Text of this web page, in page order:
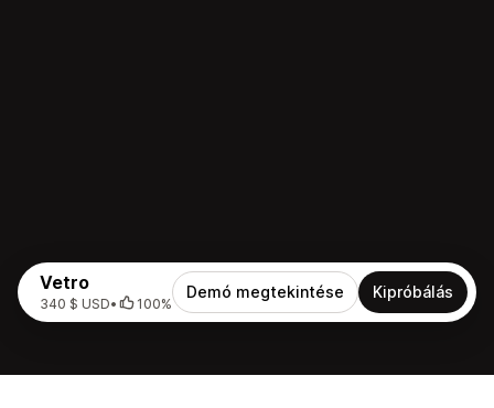
Vetro
340 $ USD• 100%
Demó megtekintése Kipróbálás